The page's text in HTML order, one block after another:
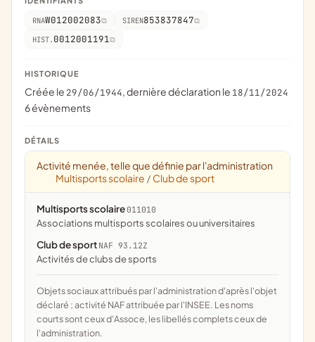
RNAW012002083 SIREN853837847
HIST. 0012001191
HISTORIQUE
Créée le 29/06/1944, dernière déclaration le 18/11/2024
6 évènements
DÉTAILS
Activité menée, telle que définie par l'administration
Multisports scolaire / Club de sport
Multisports scolaire 011010
associations multisports scolaires ou universitaires
Club de sport NAF 93.12Z
Activités de clubs de sports
Objets sociaux attribués par l'administration d'après l'objet
déclaré ; activité NAF attribuée par l'INSEE. Les noms
courts sont ceux d'Assoce, les libellés complets ceux de
l'administration.